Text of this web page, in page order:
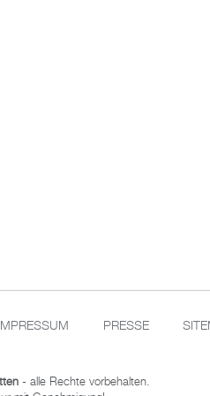
IMPRESSUM PRESSE
- alle Rechte vorbehalten.